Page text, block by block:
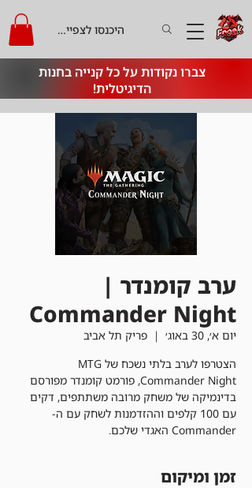
צברו נקודות על כל קנייה בחנות
הדיגיטלית!
היכנסו לצפייה בקרדיט
ערב קומנדר |
Commander Night
יום א׳, 30 באוג׳
  |
פריק תל אביב
הצטרפו לערב בלתי נשכח של MTG
Commander Night, פורמט קומנדר מפורסם
בדינמיקה של משחק מרובה משתתפים, דקים
עם 100 קלפים וההזדמנות לשחק עם ה-
Commander האגדי שלכם.
זמן ומיקום